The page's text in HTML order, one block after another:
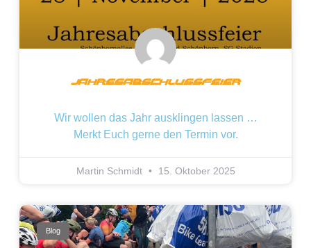
Jahresabschlussfeier
Wir wollen das Jahr ausklingen lassen …
Merkt Euch gerne den Termin vor.
Martin Schmidt 15. Oktober 2025
Blog